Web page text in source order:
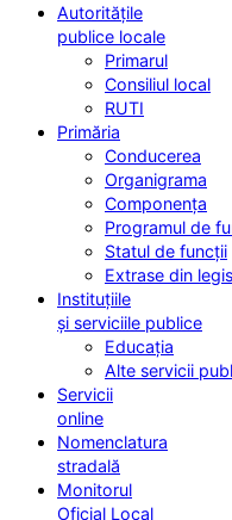
Autoritățile
publice locale
Primarul
Consiliul local
RUTI
Primăria
Conducerea
Organigrama
Componența
Programul de
Statul de funcții
Extrase din
Instituțiile
și serviciile publice
Educația
Alte servicii
Servicii
online
Nomenclatura
stradală
Monitorul
Oficial Local